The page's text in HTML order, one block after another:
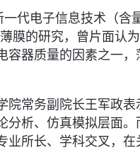
一代电子信息技术（
膜的研究，曾片面认
容器质量的因素之一
院常务副院长王军政
分析、仿真模拟层面
业所长、学科交叉，